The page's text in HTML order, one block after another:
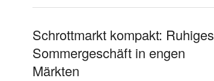
Schrottmarkt kompakt: Ruhiges
Sommergeschäft in engen
Märkten